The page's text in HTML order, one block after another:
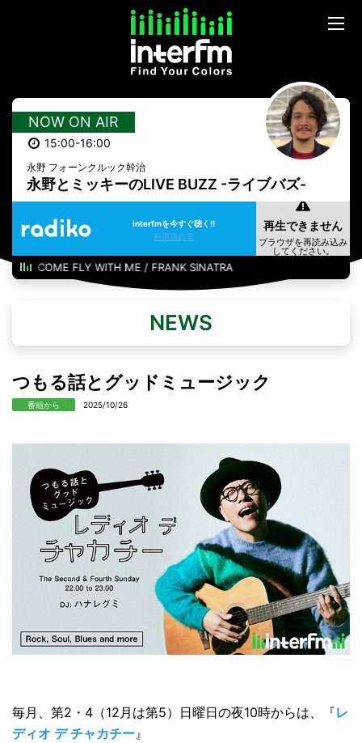
NOW ON AIR
15:00-16:00
永野 フォーンクルック幹治
永野とミッキーのLIVE BUZZ -ライブバズ-
interfmを今すぐ聴く!!
利用規約等
COME FLY WITH ME / FRANK SINATRA
NEWS
つもる話とグッドミュージック
番組から 2025/10/26
毎月、第2・4（12月は第5）日曜日の夜10時からは、『レ
ディオ デ チャカチー』